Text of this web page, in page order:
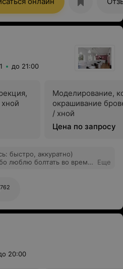
до 21:00
Моделирование,
окрашивание
/ хной
Цена по запросу
быстро, аккуратно)
люблю болтать во время
маникюр будет в носке)
Еще
762
20:00